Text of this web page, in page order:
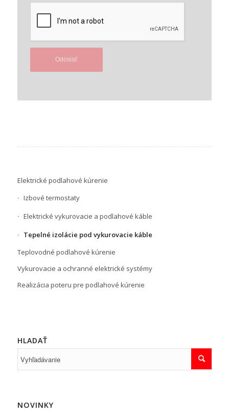
Elektrické podlahové kúrenie
Izbové termostaty
Elektrické vykurovacie a podlahové káble
Tepelné izolácie pod vykurovacie káble
Teplovodné podlahové kúrenie
Vykurovacie a ochranné elektrické systémy
Realizácia poteru pre podlahové kúrenie
HLADAŤ
NOVINKY